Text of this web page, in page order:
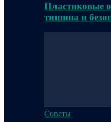
Пластиковые
тишина и
Советы